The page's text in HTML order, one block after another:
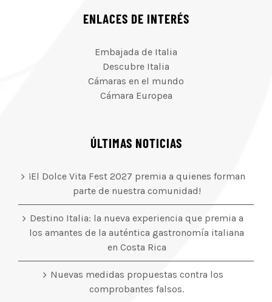
ENLACES DE INTERÉS
Embajada de Italia
Descubre Italia
Cámaras en el mundo
Cámara Europea
ÚLTIMAS NOTICIAS
¡El Dolce Vita Fest 2027 premia a quienes forman
parte de nuestra comunidad!
Destino Italia: la nueva experiencia que premia a
los amantes de la auténtica gastronomía italiana
en Costa Rica
Nuevas medidas propuestas contra los
comprobantes falsos.